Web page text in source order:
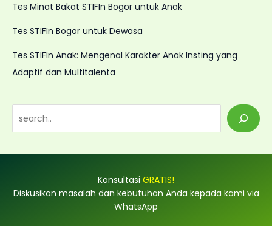
Tes Minat Bakat STIFIn Bogor untuk Anak
Tes STIFIn Bogor untuk Dewasa
Tes STIFIn Anak: Mengenal Karakter Anak Insting yang
Adaptif dan Multitalenta
e
h
Konsultasi GRATIS!
Diskusikan masalah dan kebutuhan Anda kepada kami via
WhatsApp